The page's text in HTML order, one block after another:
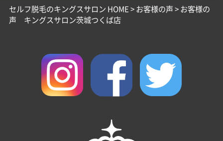
セルフ脱毛のキングスサロン HOME>お客様の声>お客様の
声 キングスサロン茨城つくば店